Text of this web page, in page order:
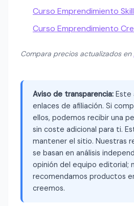
Curso Emprendimiento
Curso Emprendimiento
Compara precios actualizados en
Aviso de transparencia: Este
enlaces de afiliación. Si
ellos, podemos recibir una
sin coste adicional para ti.
mantener el sitio. Nuestras
se basan en análisis
opinión del equipo editorial;
recomendamos productos
creemos.